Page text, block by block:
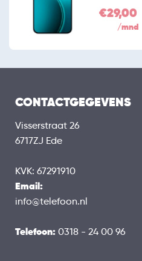
€29,00
/mnd
CONTACTGEGEVENS
Visserstraat 26
6717ZJ Ede
KVK: 67291910
Email:
info@telefoon.nl
Telefoon: 0318 - 24 00 96